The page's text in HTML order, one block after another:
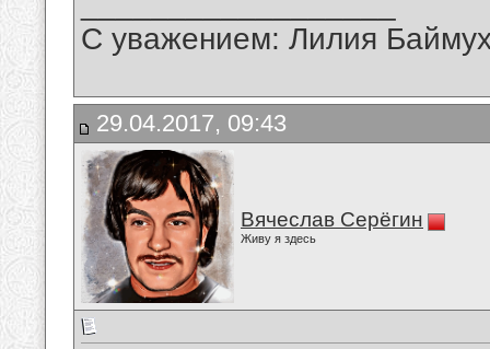
С уважением: Лилия
29.04.2017, 09:43
Вячеслав Серёгин
Живу я здесь